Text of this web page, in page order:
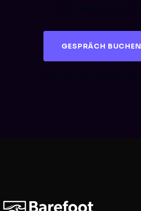
GESPRÄCH BUCHEN